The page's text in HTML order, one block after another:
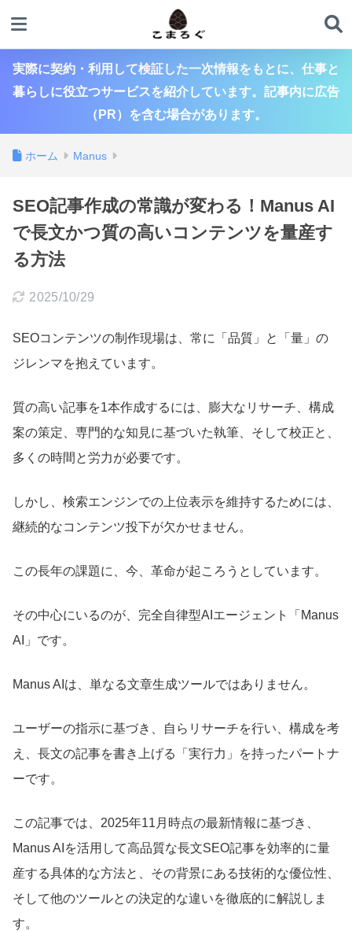
実際に契約・利用して検証した一次情報をもとに、仕事と
暮らしに役立つサービスを紹介しています。記事内に広告
（PR）を含む場合があります。
ホーム Manus
SEO記事作成の常識が変わる！Manus AI
で長文かつ質の高いコンテンツを量産す
る方法
2025/10/29
SEOコンテンツの制作現場は、常に「品質」と「量」の
ジレンマを抱えています。
質の高い記事を1本作成するには、膨大なリサーチ、構成
案の策定、専門的な知見に基づいた執筆、そして校正と、
多くの時間と労力が必要です。
しかし、検索エンジンでの上位表示を維持するためには、
継続的なコンテンツ投下が欠かせません。
この長年の課題に、今、革命が起ころうとしています。
その中心にいるのが、完全自律型AIエージェント「Manus
AI」です。
Manus AIは、単なる文章生成ツールではありません。
ユーザーの指示に基づき、自らリサーチを行い、構成を考
え、長文の記事を書き上げる「実行力」を持ったパートナ
ーです。
この記事では、2025年11月時点の最新情報に基づき、
Manus AIを活用して高品質な長文SEO記事を効率的に量
産する具体的な方法と、その背景にある技術的な優位性、
そして他のツールとの決定的な違いを徹底的に解説しま
す。